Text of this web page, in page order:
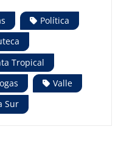
Política
Tropical
Valle
Sur